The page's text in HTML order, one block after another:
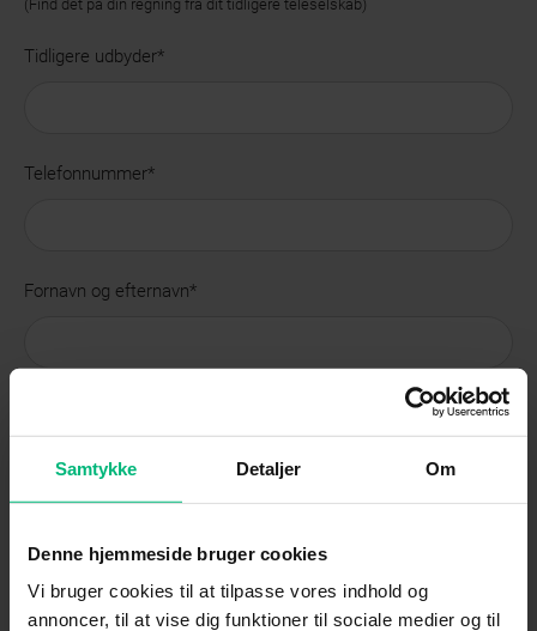
Samtykke Detaljer Om
Denne hjemmeside bruger cookies
Vi bruger cookies til at tilpasse vores indhold og
annoncer, til at vise dig funktioner til sociale medier og til
(Find det på din regning fra dit tidligere teleselskab)
Tidligere udbyder*
Telefonnummer*
Fornavn og efternavn*